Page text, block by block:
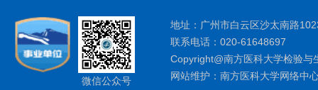
微信公众号
地址：广州市白云区沙太南路
联系电话：020-61648697
Copyright@南方医科大学检验
网站维护：南方医科大学网络中